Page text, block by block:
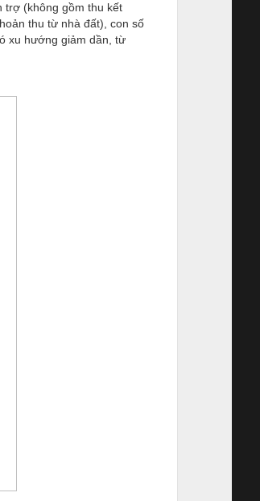
trợ (không gồm thu kết
thu từ nhà đất), con số
xu hướng giảm dần, từ